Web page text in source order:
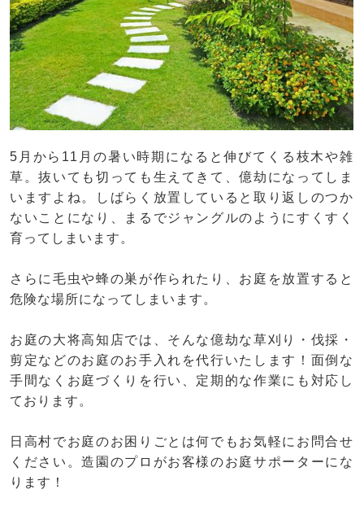
5月から11月の暑い時期になると伸びてくる枝木や雑
草。抜いても切っても生えてきて、億劫になってしま
いますよね。しばらく放置していると取り返しのつか
ないことになり、まるでジャングルのようにすくすく
育ってしまいます。
さらに毛虫や蜂の巣が作られたり、お庭を放置すると
危険な場所になってしまいます。
お庭の大将高知店では、そんな億劫な草刈り・伐採・
剪定などのお庭のお手入れを代行いたします！面倒な
手間なくお庭づくりを行い、定期的な作業にも対応し
ております。
日高村でお庭のお困りごとは何でもお気軽にお問合せ
ください。造園のプロがお客様のお庭サポーターにな
ります！